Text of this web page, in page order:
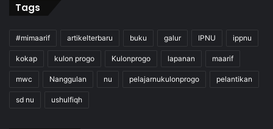
Tags
#mimaarif artikelterbaru buku galur IPNU ippnu
kokap kulon progo Kulonprogo lapanan maarif
mwc Nanggulan nu pelajarnukulonprogo pelantikan
sd nu ushulfiqh